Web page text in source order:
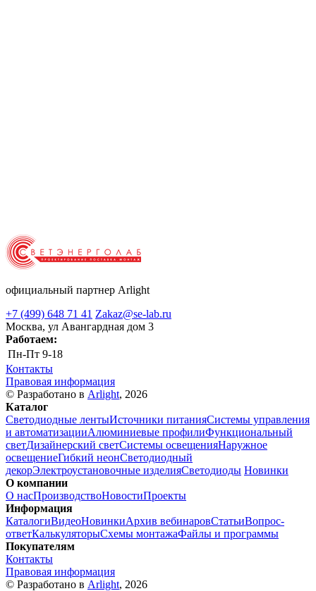
официальный партнер Arlight
+7 (499) 648 71 41 Zakaz@se-lab.ru
Москва, ул Авангардная дом 3
Работаем:
Пн-Пт 9-18
Контакты
Правовая информация
© Разработано в Arlight, 2026
Каталог
Светодиодные лентыИсточники питанияСистемы управления
и автоматизацииАлюминиевые профилиФункциональный
светДизайнерский светСистемы освещенияНаружное
освещениеГибкий неонСветодиодный
декорЭлектроустановочные изделияСветодиоды Новинки
О компании
О насПроизводствоНовостиПроекты
Информация
КаталогиВидеоНовинкиАрхив вебинаровСтатьиВопрос-
ответКалькуляторыСхемы монтажаФайлы и программы
Покупателям
Контакты
Правовая информация
© Разработано в Arlight, 2026